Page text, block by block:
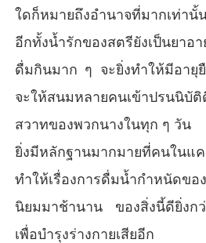
ใดก็หมายถึงอำนาจที่มากเท่านั้
อีกทั้งน้ำรักของสตรียังเป็นยา
ดื่มกินมาก ๆ จะยิ่งทำให้มีอายุ
จะให้สนมหลายคนเข้าปรนนิบั
สวาทของพวกนางในทุก ๆ วัน
ยิ่งมีหลักฐานมากมายที่คนในแ
ทำให้เรื่องการดื่มน้ำกำหนัดขอ
นิยมมาช้านาน ของสิ่งนี้ดียิ่งก
เพื่อบำรุงร่างกายเสียอีก